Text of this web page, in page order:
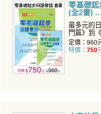
零基礎起
(全2書)
最多元的
門篇》到
式學習，
定價：960
特價： 750